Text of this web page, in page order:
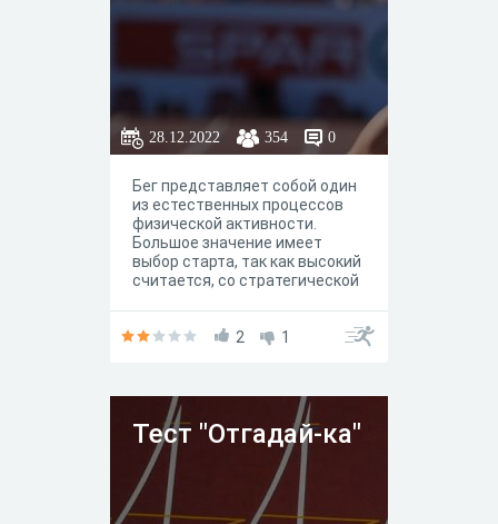
28.12.2022 354 0
Бег представляет собой один
из естественных процессов
физической активности.
Большое значение имеет
выбор старта, так как высокий
считается, со стратегической
низким.
2 1
Тест "Отгадай-ка"